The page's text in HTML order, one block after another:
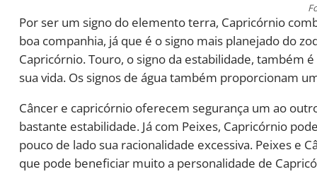
Por ser um signo do elemento terra, Capricórnio
boa companhia, já que é o signo mais planejado do
Capricórnio. Touro, o signo da estabilidade, também
sua vida. Os signos de água também proporcionam
Câncer e capricórnio oferecem segurança um ao
bastante estabilidade. Já com Peixes, Capricórnio
pouco de lado sua racionalidade excessiva. Peixes e
que pode beneficiar muito a personalidade de